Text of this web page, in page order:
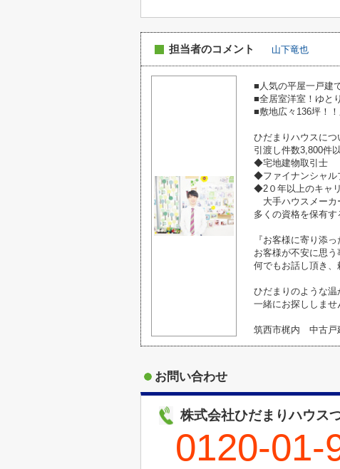
担当者のコメント 山下竜也
■人気の平屋一戸建
■全居室洋室！ゆと
■敷地広々136坪！
ひだまりハウスにつ
引渡し件数3,800件
◆宅地建物取引士
◆ファイナンシャル
◆2０年以上のキャ
大手ハウスメーカ
多くの資格を保有す
『お客様に寄り添
お客様が不安に思
何でもお話し頂き、
ひだまりのような温
一緒にお探ししませ
筑西市梶内 中古
お問い合わせ
株式会社ひだまりハウス
0120-01-